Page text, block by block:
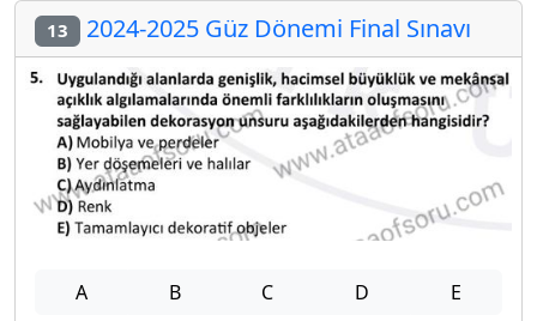
13 2024-2025 Güz Dönemi Final Sınavı
A B C D E